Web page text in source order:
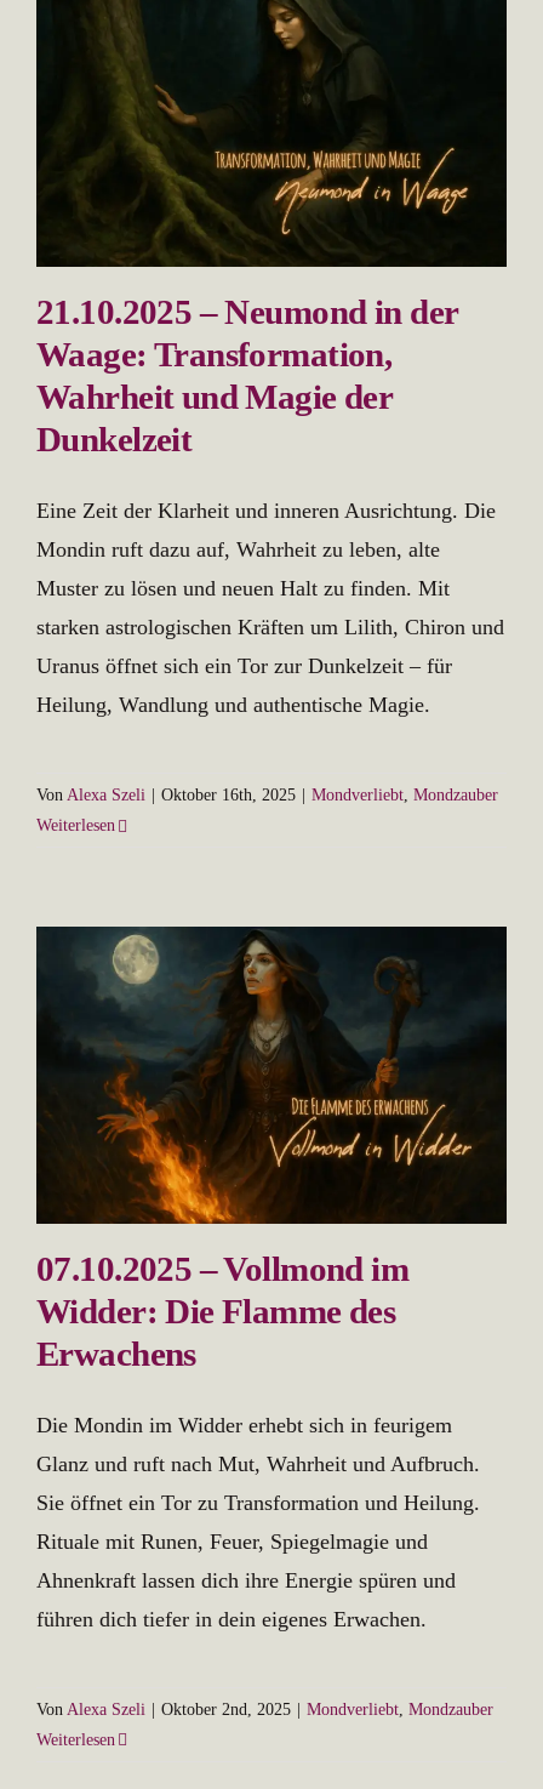
21.10.2025 – Neumond in der
Waage: Transformation,
Wahrheit und Magie der
Dunkelzeit
Eine Zeit der Klarheit und inneren Ausrichtung. Die
Mondin ruft dazu auf, Wahrheit zu leben, alte
Muster zu lösen und neuen Halt zu finden. Mit
starken astrologischen Kräften um Lilith, Chiron und
Uranus öffnet sich ein Tor zur Dunkelzeit – für
Heilung, Wandlung und authentische Magie.
Von Alexa Szeli Oktober 16th, 2025 Mondverliebt, Mondzauber
Weiterlesen
07.10.2025 – Vollmond im
Widder: Die Flamme des
Erwachens
Die Mondin im Widder erhebt sich in feurigem
Glanz und ruft nach Mut, Wahrheit und Aufbruch.
Sie öffnet ein Tor zu Transformation und Heilung.
Rituale mit Runen, Feuer, Spiegelmagie und
Ahnenkraft lassen dich ihre Energie spüren und
führen dich tiefer in dein eigenes Erwachen.
Von Alexa Szeli Oktober 2nd, 2025 Mondverliebt Mondzauber
Weiterlesen